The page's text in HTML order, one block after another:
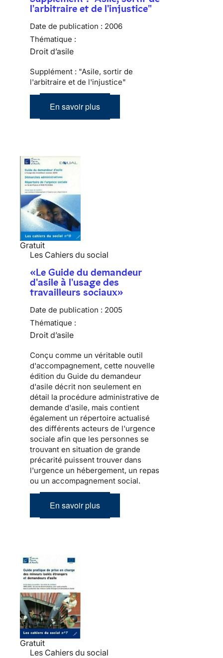
l'arbitraire et de l'injustice"
Date de publication : 2006
Thématique :
Droit d’asile
Supplément : "Asile, sortir de
l'arbitraire et de l'injustice"
En savoir plus
Gratuit
Les Cahiers du social
«Le Guide du demandeur
d'asile à l'usage des
travailleurs sociaux»
Date de publication : 2005
Thématique :
Droit d’asile
Conçu comme un véritable outil
d'accompagnement, cette nouvelle
édition du Guide du demandeur
d'asile décrit non seulement en
détail la procédure administrative de
demande d'asile, mais contient
également un répertoire actualisé
des différents acteurs de l'urgence
sociale afin que les personnes se
trouvant en situation de grande
précarité puissent trouver dans
l'urgence un hébergement, un repas
ou un accompagnement social.
En savoir plus
Gratuit
Les Cahiers du social